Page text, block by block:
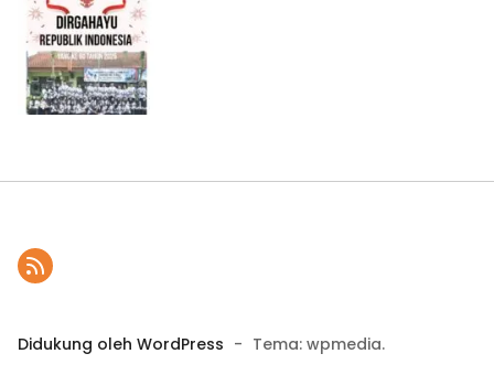
Didukung oleh WordPress - Tema: wpmedia.